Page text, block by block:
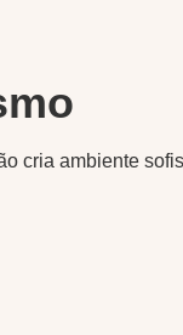
cria ambiente